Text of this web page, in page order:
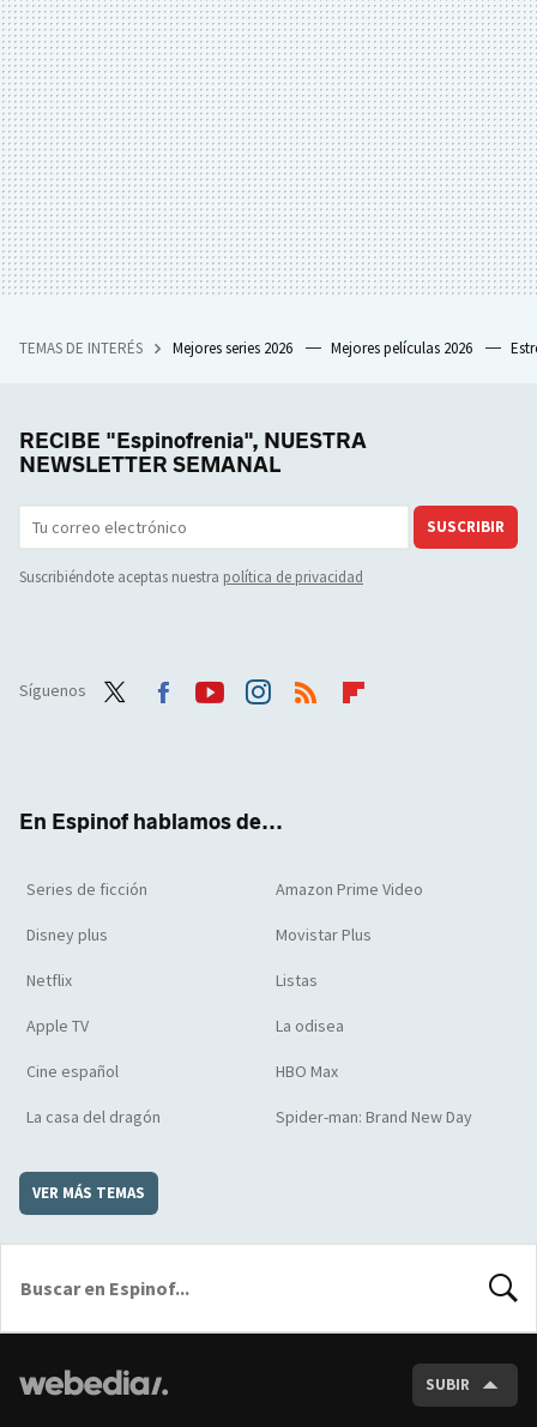
TEMAS DE INTERÉS Mejores series 2026 Mejores películas 2026
RECIBE "Espinofrenia", NUESTRA
NEWSLETTER SEMANAL
SUSCRIBIR
Suscribiéndote aceptas nuestra política de privacidad
Síguenos
En Espinof hablamos de...
Series de ficción Amazon Prime Video
Disney plus Movistar Plus
Netflix Listas
Apple TV La odisea
Cine español HBO Max
La casa del dragón Spider-man: Brand New Day
VER MÁS TEMAS
SUBIR